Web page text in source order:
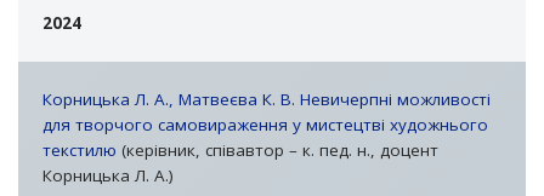
2024
Корницька Л. А., Матвеєва К. В. Невичерпні можливості
для творчого самовираження у мистецтві художнього
текстилю (керівник, співавтор – к. пед. н., доцент
Корницька Л. А.)